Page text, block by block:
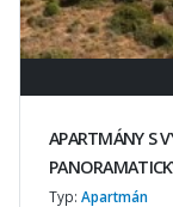
APARTMÁNY S
Typ: Apartmán